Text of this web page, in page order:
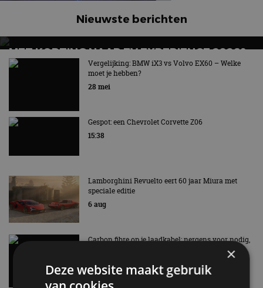
Nieuwste berichten
MET KORTING NAAR EV EXPERIENCE 2026?
AUTORAI REGELT HET!
EV Experience 2026 van 24 tot 26 september
Vergelijking: BMW iX3 vs Volvo EX60 – Welke
moet je hebben?
28 mei
Gespot: een Chevrolet Corvette Z06
15:38
Lamborghini Revuelto eert 60 jaar Miura met
speciale editie
6 aug
Carbon fibre op je laadkabel: nergens voor nodig,
5 aug
×
Deze website maakt gebruik